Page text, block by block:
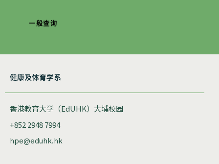
一般查询
健康及体育学系
香港教育大学（EdUHK）大埔校园
+852 2948 7994
hpe@eduhk.hk